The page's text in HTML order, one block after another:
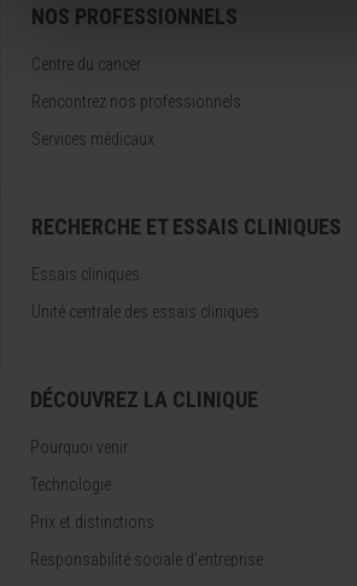
NOS PROFESSIONNELS
Centre du cancer
Rencontrez nos professionnels
Services médicaux
RECHERCHE ET ESSAIS CLINIQUES
Essais cliniques
Unité centrale des essais cliniques
DÉCOUVREZ LA CLINIQUE
Pourquoi venir
Technologie
Prix et distinctions
Responsabilité sociale d'entreprise